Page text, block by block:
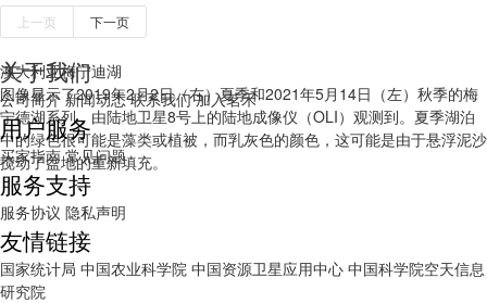
澳大利亚梅宁迪湖
图像显示了2019年2月2日（右）夏季和2021年5月14日（左）秋季的梅
宁德湖系列，由陆地卫星8号上的陆地成像仪（OLI）观测到。夏季湖泊
中的绿色很可能是藻类或植被，而乳灰色的颜色，这可能是由于悬浮泥沙
搅动了盆地的重新填充。
上一页 下一页
关于我们
公司简介 新闻动态 联系我们 加入茗禾
用户服务
买家指南 常见问题
服务支持
服务协议 隐私声明
友情链接
国家统计局 中国农业科学院 中国资源卫星应用中心 中国科学院空天信息
研究院